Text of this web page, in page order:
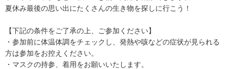
夏休み最後の思い出にたくさんの生き物を探しに行こう！
【下記の条件をご了承の上、ご参加ください】
・参加前に体温体調をチェックし、発熱や咳などの症状が見られる
方は参加をお控えください。
・マスクの持参、着用をお願いいたします。